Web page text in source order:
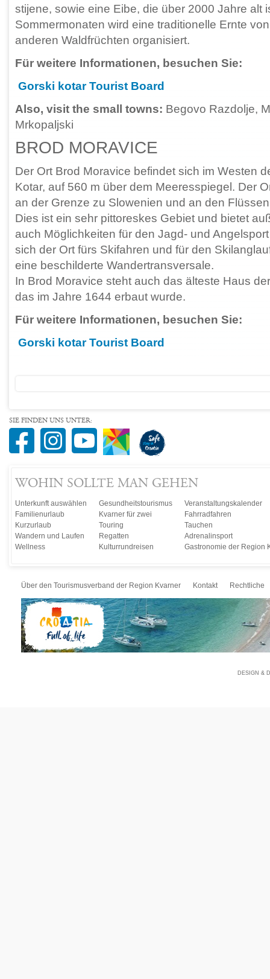
stijene, sowie eine Eibe, die über 2000 Jahre alt
Sommermonaten wird eine traditionelle Ernte
anderen Waldfrüchten organisiert.
Für weitere Informationen, besuchen Sie:
Gorski kotar Tourist Board
Also, visit the small towns: Begovo Razdolje,
Mrkopaljski
BROD MORAVICE
Der Ort Brod Moravice befindet sich im Westen
Kotar, auf 560 m über dem Meeresspiegel. Der
an der Grenze zu Slowenien und an den
Dies ist ein sehr pittoreskes Gebiet und bietet
auch Möglichkeiten für den Jagd- und
sich der Ort fürs Skifahren und für den
eine beschilderte Wandertransversale.
In Brod Moravice steht auch das älteste Haus
das im Jahre 1644 erbaut wurde.
Für weitere Informationen, besuchen Sie:
Gorski kotar Tourist Board
SIE FINDEN UNS UNTER:
WOHIN SOLLTE MAN GEHEN
Unterkunft auswählen
Familienurlaub
Kurzurlaub
Wandern und Laufen
Wellness
Gesundheitstourismus
Kvarner für zwei
Touring
Regatten
Kulturrundreisen
Veranstaltungskalender
Fahrradfahren
Tauchen
Adrenalinsport
Gastronomie der Region
Über den Tourismusverband der Region Kvarner Kontakt Rechtliche
DESIGN &